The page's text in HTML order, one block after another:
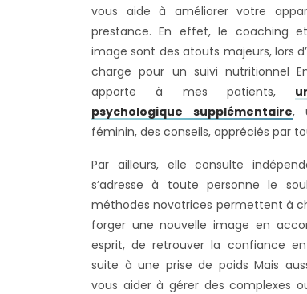
vous aide à améliorer votre
prestance. En effet, le coaching
image sont des atouts majeurs, lors
charge pour un suivi nutritionnel
apporte à mes patients,
psychologique supplémentaire,
féminin, des conseils, appréciés par
Par ailleurs, elle consulte
s’adresse à toute personne le
méthodes novatrices permettent à
forger une nouvelle image en
esprit, de retrouver la confiance
suite à une prise de poids Mais
vous aider à gérer des complexes